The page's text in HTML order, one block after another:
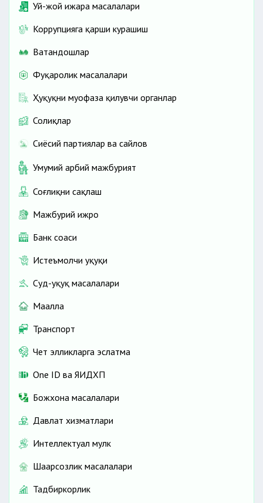
далолатномани расмийлаштириш
Уй-жой ижара масалалари
Коррупцияга қарши курашиш
Ватандошлар
Фуқаролик масалалари
Ҳуқуқни муҳофаза қилувчи органлар
Солиқлар
Сиёсий партиялар ва сайлов
Умумий ҳарбий мажбурият
Соғлиқни сақлаш
Мажбурий ижро
Банк соҳаси
Истеъмолчи ҳуқуқи
Суд-ҳуқуқ масалалари
Маҳалла
Транспорт
Чет элликларга эслатма
One ID ва ЯИДХП
Божхона масалалари
Давлат хизматлари
Интеллектуал мулк
Шаҳарсозлик масалалари
Тадбиркорлик